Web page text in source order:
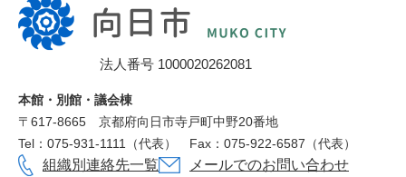
向
日
市
所
法人番号 1000020262081
本館・別館・議会棟
〒617‐8665
京都府向日市寺戸町中野20番地
Tel：075-931-1111（代表）
Fax：075-922-6587（代表）
組織別連絡先一覧 メールでのお問い合わせ